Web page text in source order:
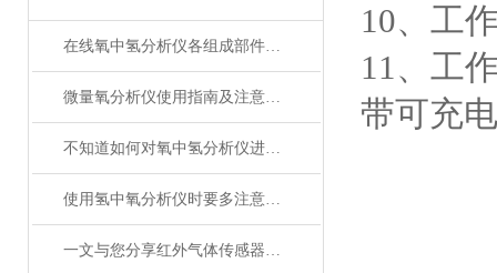
在线氧中氢分析仪各组成部件的功能特点分享
微量氧分析仪使用指南及注意事项
不知道如何对氧中氢分析仪进行维护保养？进来看
使用氢中氧分析仪时要多注意以下问题
一文与您分享红外气体传感器的工作原理
10、工
11、工
带可充